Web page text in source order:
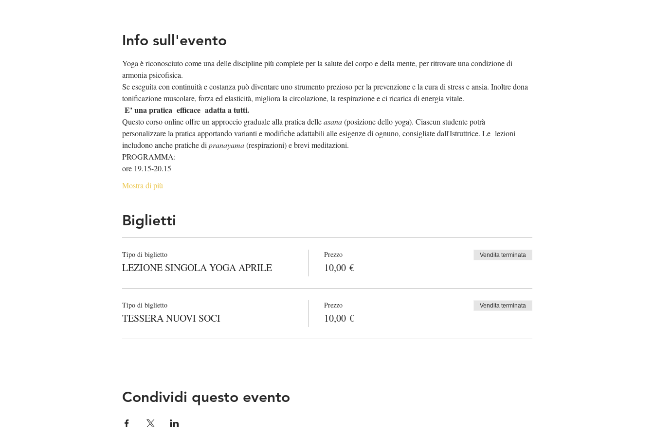
Info sull'evento
Yoga è riconosciuto come una delle discipline più complete per la salute del corpo e della mente, per ritrovare una condizione di
armonia psicofisica.
Se eseguita con continuità e costanza può diventare uno strumento prezioso per la prevenzione e la cura di stress e ansia. Inoltre dona
tonificazione muscolare, forza ed elasticità, migliora la circolazione, la respirazione e ci ricarica di energia vitale.
E’ una pratica  efficace  adatta a tutti.
Questo corso online offre un approccio graduale alla pratica delle asana (posizione dello yoga). Ciascun studente potrà
personalizzare la pratica apportando varianti e modifiche adattabili alle esigenze di ognuno, consigliate dall'Istruttrice. Le  lezioni
includono anche pratiche di pranayama (respirazioni) e brevi meditazioni.
PROGRAMMA:
ore 19.15-20.15
Mostra di più
Biglietti
Tipo di biglietto
LEZIONE SINGOLA YOGA APRILE
Prezzo
10,00 €
Vendita terminata
Tipo di biglietto
TESSERA NUOVI SOCI
Prezzo
10,00 €
Vendita terminata
Condividi questo evento